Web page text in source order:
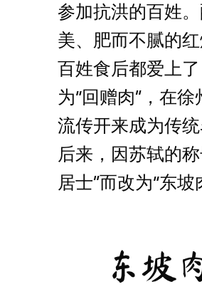
参加抗洪的百姓
美、肥而不腻的
百姓食后都爱上
为“回赠肉”，在徐
流传开来成为传统
后来，因苏轼的
居士”而改为“东坡
东坡